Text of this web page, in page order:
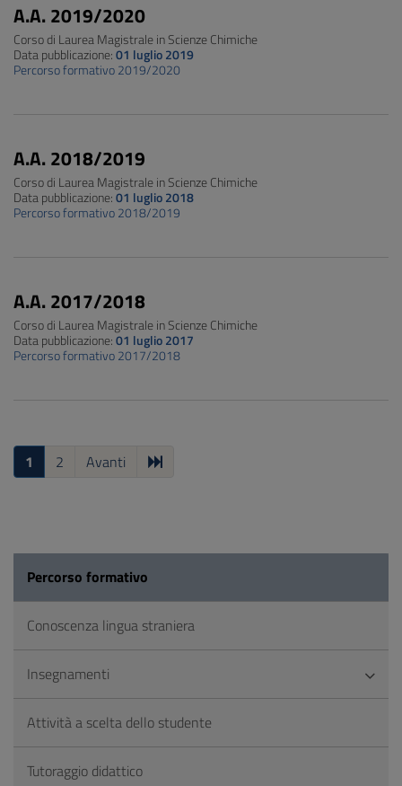
A.A. 2019/2020
Corso di Laurea Magistrale in Scienze Chimiche
Data pubblicazione:01 luglio 2019
Percorso formativo 2019/2020
A.A. 2018/2019
Corso di Laurea Magistrale in Scienze Chimiche
Data pubblicazione:01 luglio 2018
Percorso formativo 2018/2019
A.A. 2017/2018
Corso di Laurea Magistrale in Scienze Chimiche
Data pubblicazione:01 luglio 2017
Percorso formativo 2017/2018
1 2 Avanti
Percorso formativo
Conoscenza lingua straniera
Insegnamenti
Attività a scelta dello studente
Tutoraggio didattico